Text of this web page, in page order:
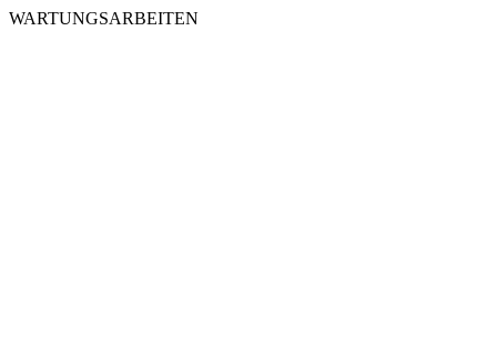
WARTUNGSARBEITEN